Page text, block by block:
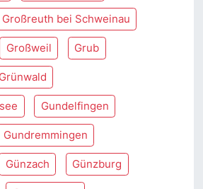
Großreuth bei Schweinau
Großweil Grub
Grünwald
Gundelfingen
Gundremmingen
Günzach Günzburg